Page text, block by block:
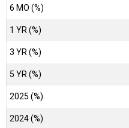
6 MO (%)
1 YR (%)
3 YR (%)
5 YR (%)
2025 (%)
2024 (%)